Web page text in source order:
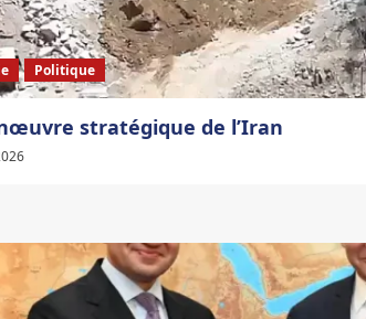
Politique
stratégique de l’Iran